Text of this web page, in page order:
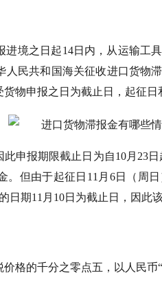
境之日起14日内，从运输工
人民共和国海关征收进口货物
物申报之日为截止日，起征日
申报期限截止日为自10月23
。但由于起征日11月6日（周
日期11月10日为截止日，因此
格的千分之零点五，以人民币